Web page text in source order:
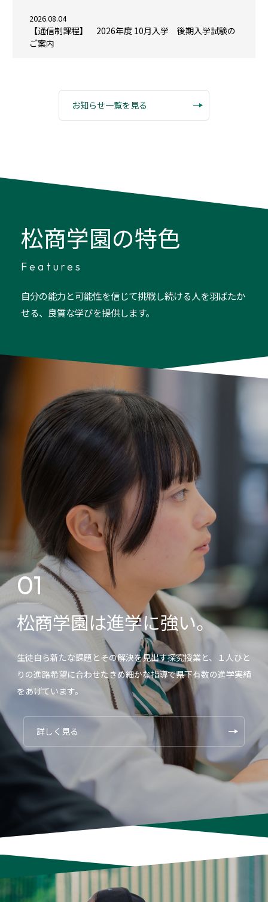
2026.08.04
【通信制課程】 2026年度 10月入学 後期入学試験の
ご案内
お知らせ一覧を見る
松商学園の特色
Features
自分の能力と可能性を信じて挑戦し続ける人を羽ばたか
せる、良質な学びを提供します。
01
松商学園は進学に強い。
生徒自ら新たな課題とその解決を見出す探究授業と、１人ひと
りの進路希望に合わせたきめ細かな指導で県下有数の進学実績
をあげています。
詳しく見る